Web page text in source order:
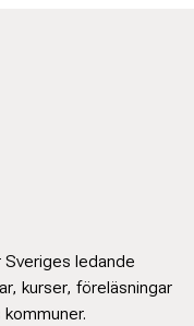
Sveriges ledande
kurser, föreläsningar